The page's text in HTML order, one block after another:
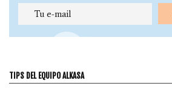
TIPS DEL EQUIPO ALKASA